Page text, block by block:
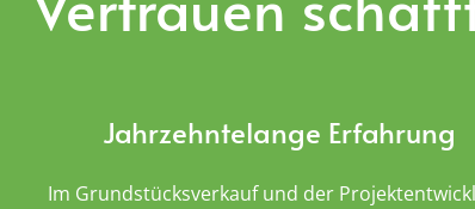
Jahrzehntelange Erfahrung
Im Grundstücksverkauf und der